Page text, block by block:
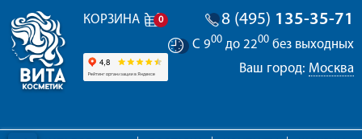
КОРЗИНА 0 8 (495) 135-35-71
С 900 до 2200 без выходных
Ваш город: Москва